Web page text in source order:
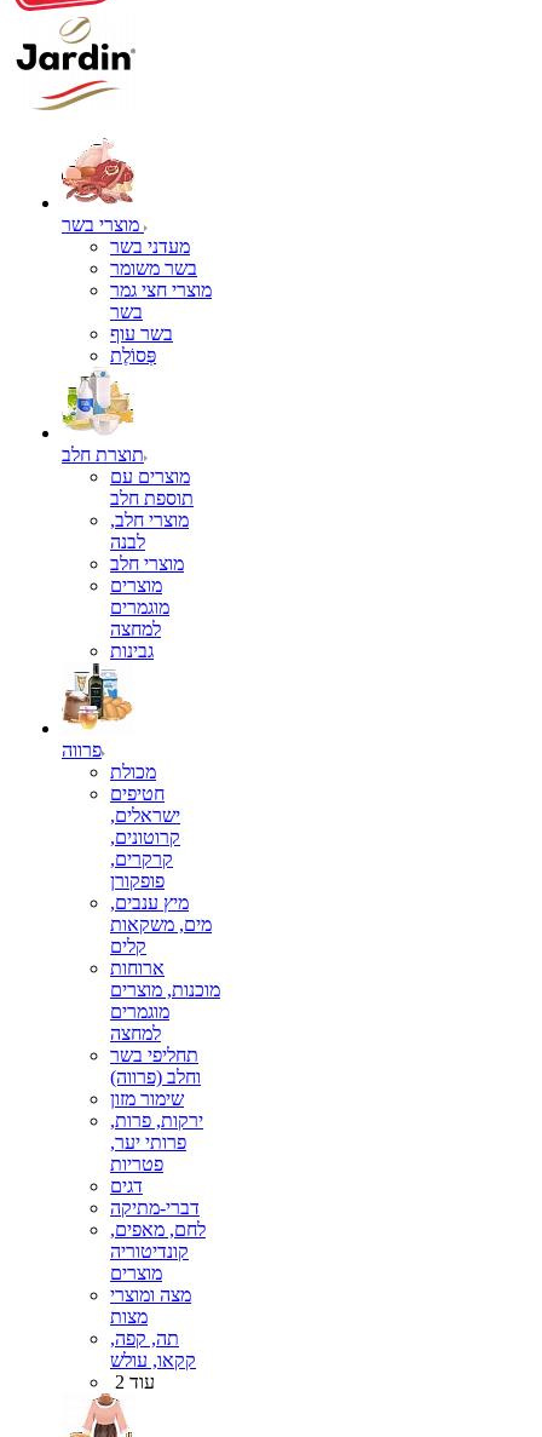
מעדני בשר
בשר משומר
מוצרי חצי גמר
בשר
בשר עוף
פְּסוֹלֶת
תוצרת חלב
מוצרים עם
תוספת חלב
מוצרי חלב,
לבנה
מוצרי חלב
מוצרים
מוגמרים
למחצה
גבינות
פרווה
מכולת
חטיפים
ישראלים,
קרוטונים,
קרקרים,
פופקורן
מיץ ענבים,
מים, משקאות
קלים
ארוחות
מוכנות, מוצרים
מוגמרים
למחצה
תחליפי בשר
וחלב (פרווה)
שימור מזון
ירקות, פרות,
פרותי יער,
פטריות
דגים
דברי-מתיקה
לחם, מאפים,
קונדיטוריה
מוצרים
מצה ומוצרי
מצות
תה, קפה,
קקאו, עולש
עוד 2